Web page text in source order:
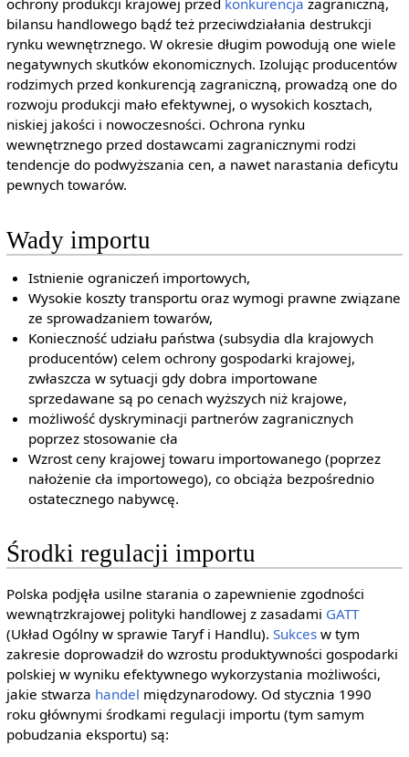
ochrony produkcji krajowej przed konkurencja zagraniczną,
bilansu handlowego bądź też przeciwdziałania destrukcji
rynku wewnętrznego. W okresie długim powodują one wiele
negatywnych skutków ekonomicznych. Izolując producentów
rodzimych przed konkurencją zagraniczną, prowadzą one do
rozwoju produkcji mało efektywnej, o wysokich kosztach,
niskiej jakości i nowoczesności. Ochrona rynku
wewnętrznego przed dostawcami zagranicznymi rodzi
tendencje do podwyższania cen, a nawet narastania deficytu
pewnych towarów.
Wady importu
Istnienie ograniczeń importowych,
Wysokie koszty transportu oraz wymogi prawne związane
ze sprowadzaniem towarów,
Konieczność udziału państwa (subsydia dla krajowych
producentów) celem ochrony gospodarki krajowej,
zwłaszcza w sytuacji gdy dobra importowane
sprzedawane są po cenach wyższych niż krajowe,
możliwość dyskryminacji partnerów zagranicznych
poprzez stosowanie cła
Wzrost ceny krajowej towaru importowanego (poprzez
nałożenie cła importowego), co obciąża bezpośrednio
ostatecznego nabywcę.
Środki regulacji importu
Polska podjęła usilne starania o zapewnienie zgodności
wewnątrzkrajowej polityki handlowej z zasadami GATT
(Układ Ogólny w sprawie Taryf i Handlu). Sukcesw tym
zakresie doprowadził do wzrostu produktywności gospodarki
polskiej w wyniku efektywnego wykorzystania możliwości,
jakie stwarza handel międzynarodowy. Od stycznia 1990
roku głównymi środkami regulacji importu (tym samym
pobudzania eksportu) są: